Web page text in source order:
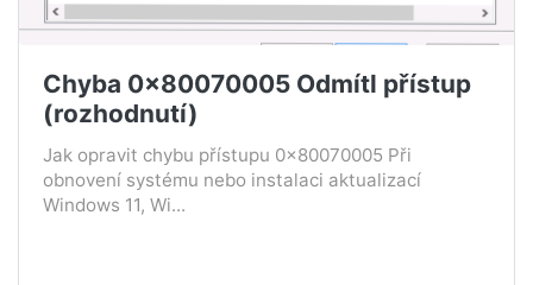
Chyba 0x80070005 Odmítl přístup
(rozhodnutí)
Jak opravit chybu přístupu 0x80070005 Při
obnovení systému nebo instalaci aktualizací
Windows 11, Wi...